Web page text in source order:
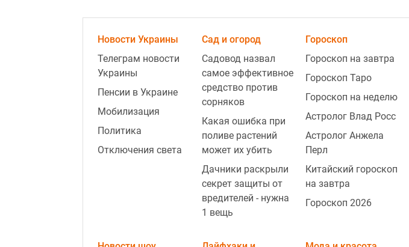
Новости Украины
Телеграм новости
Украины
Пенсии в Украине
Мобилизация
Политика
Отключения света
Сад и огород
Садовод назвал
самое эффективное
средство против
сорняков
Какая ошибка при
поливе растений
может их убить
Дачники раскрыли
секрет защиты от
вредителей - нужна
1 вещь
Гороскоп
Гороскоп на завтра
Гороскоп Таро
Гороскоп на неделю
Астролог Влад Росс
Астролог Анжела
Перл
Китайский гороскоп
на завтра
Гороскоп 2026